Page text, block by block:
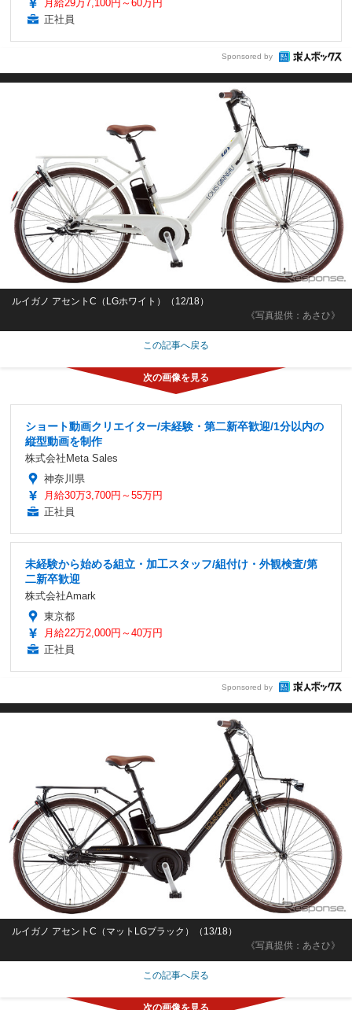
月給29万7,100円～60万円
正社員
Sponsored by
《写真提供：あさひ》
ルイガノ アセントC（LGホワイト）（12/18）
この記事へ戻る
ショート動画クリエイター/未経験・第二新卒歓迎/1分以内の
縦型動画を制作
株式会社Meta Sales
神奈川県
月給30万3,700円～55万円
正社員
未経験から始める組立・加工スタッフ/組付け・外観検査/第
二新卒歓迎
株式会社Amark
東京都
月給22万2,000円～40万円
正社員
Sponsored by
《写真提供：あさひ》
ルイガノ アセントC（マットLGブラック）（13/18）
この記事へ戻る